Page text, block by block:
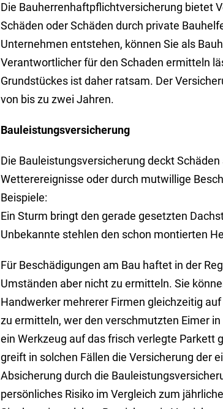
Die Bauherrenhaftpflichtversicherung bietet
Schäden oder Schäden durch private
Unternehmen entstehen, können Sie als
Verantwortlicher für den Schaden ermitteln
Grundstückes ist daher ratsam. Der
von bis zu zwei Jahren.
Bauleistungsversicherung
Die Bauleistungsversicherung deckt
Wetterereignisse oder durch mutwillige
Beispiele:
Ein Sturm bringt den gerade gesetzten
Unbekannte stehlen den schon montierten
Für Beschädigungen am Bau haftet in der
Umständen aber nicht zu ermitteln. Sie
Handwerker mehrerer Firmen gleichzeitig
zu ermitteln, wer den verschmutzten Eimer
ein Werkzeug auf das frisch verlegte Parkett
greift in solchen Fällen die Versicherung der
Absicherung durch die
persönliches Risiko im Vergleich zum